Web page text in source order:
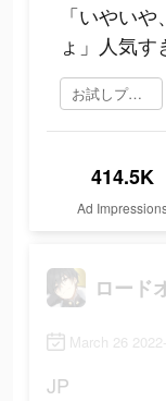
「いやい
ょ」人気す
お試しプレイ
414.5K
Ad
ロード
March 26
JP